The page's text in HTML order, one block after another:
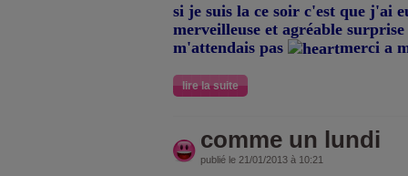
si je suis la ce soir c'est que j'ai
merveilleuse et agréable
m'attendais pas
merci a
lire la suite
comme un lundi
publié le 21/01/2013 à 10:21